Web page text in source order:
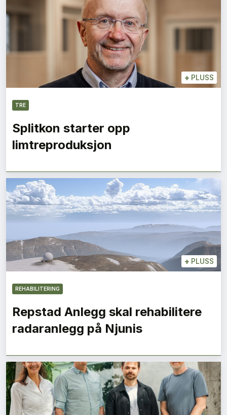
+ PLUSS
TRE
Splitkon starter opp
limtreproduksjon
+ PLUSS
REHABILITERING
Repstad Anlegg skal rehabilitere
radaranlegg på Njunis